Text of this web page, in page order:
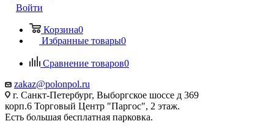
Войти
Корзина0
Избранные товары0
Сравнение товаров0
zakaz@polonpol.ru
г. Санкт-Петербург, Выборгское шоссе д 369
корп.6 Торговый Центр "Паргос", 2 этаж.
Есть большая бесплатная парковка.